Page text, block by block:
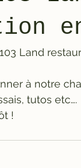
Land
à notre
tutos etc….
!